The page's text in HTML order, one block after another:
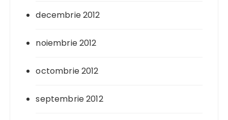
decembrie 2012
noiembrie 2012
octombrie 2012
septembrie 2012